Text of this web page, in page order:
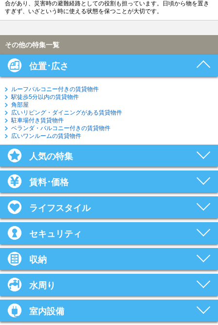
合があり、災害時の避難経路としての役割も担っています。日頃から物を置き
すぎず、いざという時に使える状態を保つことが大切です。
その他の特集一覧
位置･広さ
ルーフバルコニー付きの賃貸物件
駅徒歩5分以内の賃貸物件
角部屋
広いリビング・ダイニングがある賃貸物件
駐車場付き賃貸物件
ベランダ・バルコニー付きの賃貸物件
広いワンルームの賃貸物件
人気の特集
賃料･価格
ライフスタイル
セキュリティ
収納
水周り
室内設備